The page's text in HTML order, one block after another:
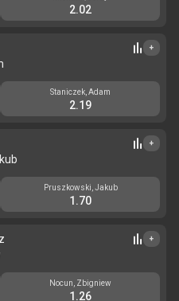
2.02
+
Staniczek, Adam
2.19
+
Pruszkowski, Jakub
1.70
+
Nocun, Zbigniew
1.26